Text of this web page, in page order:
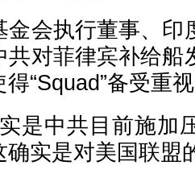
金会执行董事、印
共对菲律宾补给船
“Squad”备受重
是中共目前施加
实是对美国联盟